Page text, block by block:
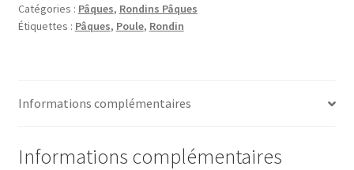
Catégories : Pâques, Rondins Pâques
Étiquettes : Pâques, Poule, Rondin
Informations complémentaires
Informations complémentaires